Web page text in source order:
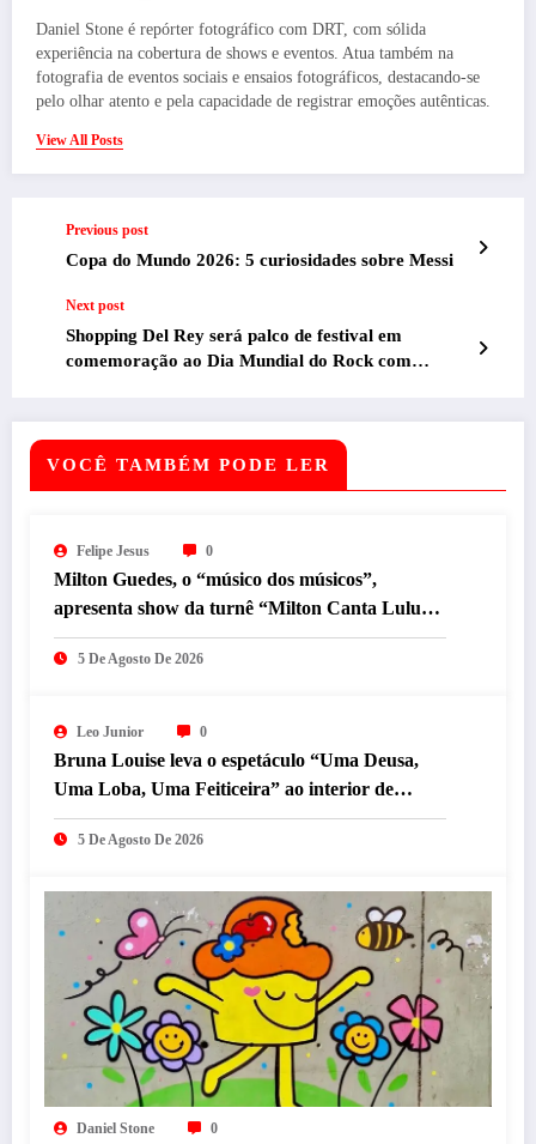
Daniel Stone é repórter fotográfico com DRT, com sólida
experiência na cobertura de shows e eventos. Atua também na
fotografia de eventos sociais e ensaios fotográficos, destacando-se
pelo olhar atento e pela capacidade de registrar emoções autênticas.
View All Posts
Previous post
Copa do Mundo 2026: 5 curiosidades sobre Messi
Next post
Shopping Del Rey será palco de festival em
comemoração ao Dia Mundial do Rock com
VOCÊ TAMBÉM PODE LER
Felipe Jesus 0
Milton Guedes, o “músico dos músicos”,
apresenta show da turnê “Milton Canta Lulu”
em BH
5 De Agosto De 2026
Leo Junior 0
Bruna Louise leva o espetáculo “Uma Deusa,
Uma Loba, Uma Feiticeira” ao interior de
Minas Gerais neste sábado (8)
5 De Agosto De 2026
Daniel Stone 0